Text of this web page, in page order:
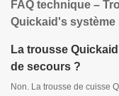
FAQ technique –
Quickaid's système
La trousse
de secours ?
Non. La trousse de cuisse